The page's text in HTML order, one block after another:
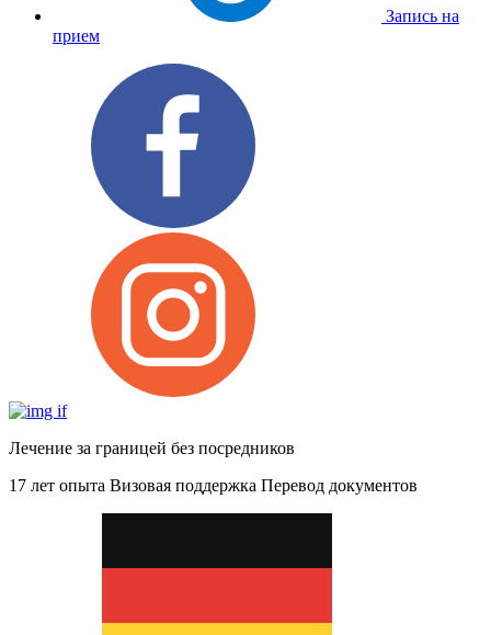
Запись на
прием
Лечение за границей без посредников
17 лет опыта Визовая поддержка Перевод документов